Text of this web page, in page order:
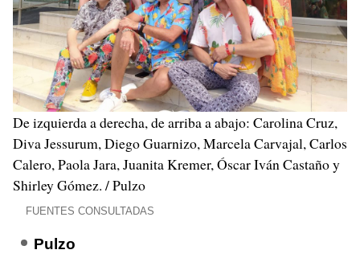
De izquierda a derecha, de arriba a abajo: Carolina Cruz,
Diva Jessurum, Diego Guarnizo, Marcela Carvajal, Carlos
Calero, Paola Jara, Juanita Kremer, Óscar Iván Castaño y
Shirley Gómez. / Pulzo
FUENTES CONSULTADAS
Pulzo